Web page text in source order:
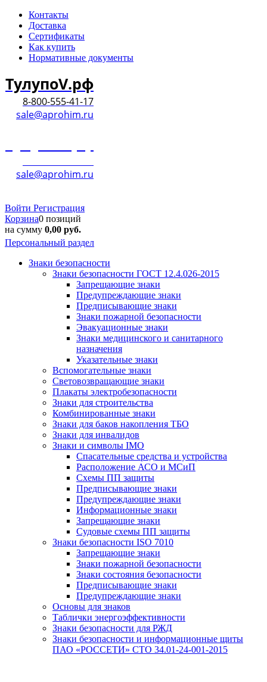
Контакты
Доставка
Сертификаты
Как купить
Нормативные документы
ТулупоV.рф
8-800-555-41-17
sale@aprohim.ru
sale@aprohim.ru
Войти Регистрация
Корзина0 позиций
на сумму 0,00 руб.
Персональный раздел
Знаки безопасности
Знаки безопасности ГОСТ 12.4.026-2015
Запрещающие знаки
Предупреждающие знаки
Предписывающие знаки
Знаки пожарной безопасности
Эвакуационные знаки
Знаки медицинского и санитарного
назначения
Указательные знаки
Вспомогательные знаки
Световозвращающие знаки
Плакаты электробезопасности
Знаки для строительства
Комбинированные знаки
Знаки для баков накопления ТБО
Знаки для инвалидов
Знаки и символы IMO
Спасательные средства и устройства
Расположение АСО и МСиП
Схемы ПП защиты
Предписывающие знаки
Предупреждающие знаки
Информационные знаки
Запрещающие знаки
Судовые схемы ПП защиты
Знаки безопасности ISO 7010
Запрещающие знаки
Знаки пожарной безопасности
Знаки состояния безопасности
Предписывающие знаки
Предупреждающие знаки
Основы для знаков
Таблички энергоэффективности
Знаки безопасности для РЖД
Знаки безопасности и информационные щиты
ПАО «РОССЕТИ» СТО 34.01-24-001-2015